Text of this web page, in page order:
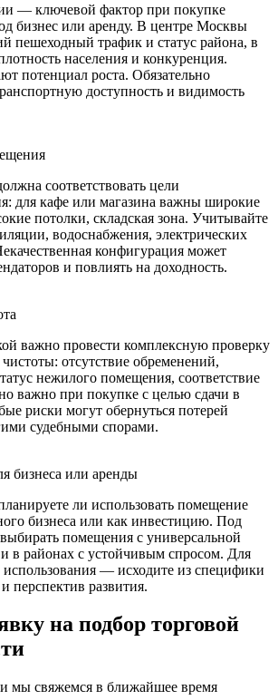
— ключевой фактор при покупке
бизнес или аренду. В центре Москвы
пешеходный трафик и статус района, в
населения и конкуренция.
потенциал роста. Обязательно
доступность и видимость
соответствовать цели
для кафе или магазина важны широкие
потолки, складская зона. Учитывайте
водоснабжения, электрических
конфигурация может
и повлиять на доходность.
важно провести комплексную проверку
отсутствие обременений,
нежилого помещения, соответствие
важно при покупке с целью сдачи в
риски могут обернуться потерей
судебными спорами.
бизнеса или аренды
ли использовать помещение
бизнеса или как инвестицию. Под
помещения с универсальной
в районах с устойчивым спросом. Для
использования — исходите из специфики
перспектив развития.
на подбор торговой
и мы свяжемся в ближайшее время